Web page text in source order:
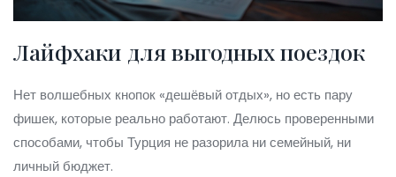
Лайфхаки для выгодных поездок
Нет волшебных кнопок «дешёвый отдых», но есть пару
фишек, которые реально работают. Делюсь проверенными
способами, чтобы Турция не разорила ни семейный, ни
личный бюджет.